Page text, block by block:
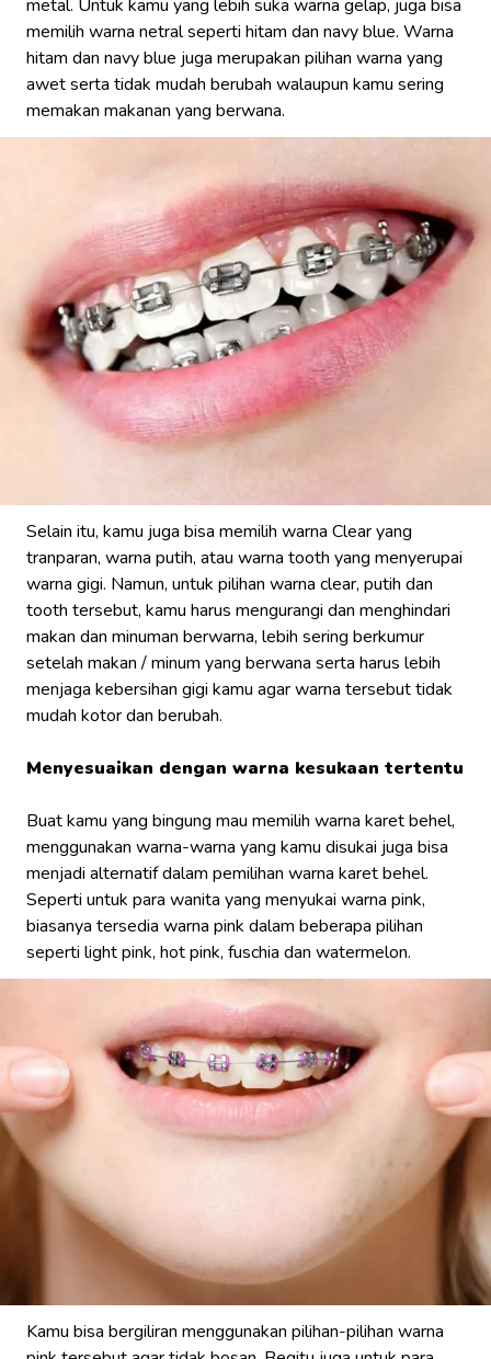
metal. Untuk kamu yang lebih suka warna gelap, juga bisa
memilih warna netral seperti hitam dan navy blue. Warna
hitam dan navy blue juga merupakan pilihan warna yang
awet serta tidak mudah berubah walaupun kamu sering
memakan makanan yang berwana.
Selain itu, kamu juga bisa memilih warna Clear yang
tranparan, warna putih, atau warna tooth yang menyerupai
warna gigi. Namun, untuk pilihan warna clear, putih dan
tooth tersebut, kamu harus mengurangi dan menghindari
makan dan minuman berwarna, lebih sering berkumur
setelah makan / minum yang berwana serta harus lebih
menjaga kebersihan gigi kamu agar warna tersebut tidak
mudah kotor dan berubah.
Menyesuaikan dengan warna kesukaan tertentu
Buat kamu yang bingung mau memilih warna karet behel,
menggunakan warna-warna yang kamu disukai juga bisa
menjadi alternatif dalam pemilihan warna karet behel.
Seperti untuk para wanita yang menyukai warna pink,
biasanya tersedia warna pink dalam beberapa pilihan
seperti light pink, hot pink, fuschia dan watermelon.
Kamu bisa bergiliran menggunakan pilihan-pilihan warna